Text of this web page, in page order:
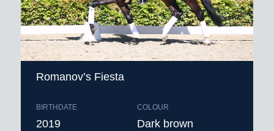
Romanov’s Fiesta
BIRTHDATE
2019
COLOUR
Dark brown